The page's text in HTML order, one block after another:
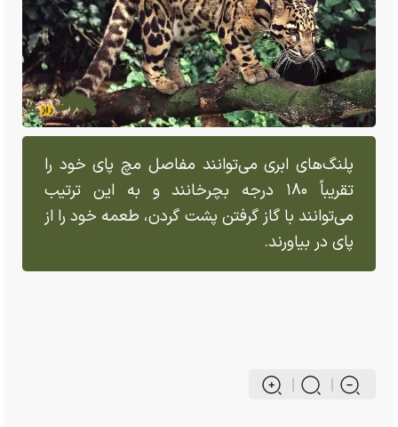
پلنگ‌های ابری می‌توانند مفاصل مچ پای خود را
تقریباً ۱۸۰ درجه بچرخانند و به این ترتیب
می‌توانند با گاز گرفتن پشت گردن، طعمه خود را از
پای در بیاورند.